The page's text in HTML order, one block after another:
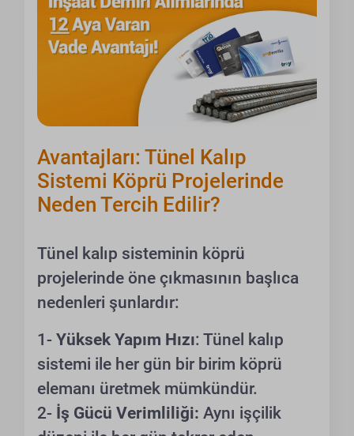
Avantajları: Tünel Kalıp
Sistemi Köprü Projelerinde
Neden Tercih Edilir?
Tünel kalıp sisteminin köprü
projelerinde öne çıkmasının başlıca
nedenleri şunlardır:
1- Yüksek Yapım Hızı: Tünel kalıp
sistemi ile her gün bir birim köprü
elemanı üretmek mümkündür.
2- İş Gücü Verimliliği: Aynı işçilik